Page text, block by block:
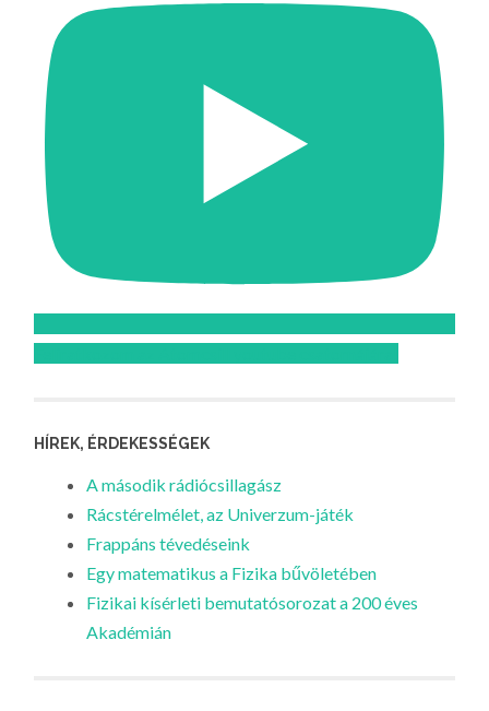
HÍREK, ÉRDEKESSÉGEK
A második rádiócsillagász
Rácstérelmélet, az Univerzum-játék
Frappáns tévedéseink
Egy matematikus a Fizika bűvöletében
Fizikai kísérleti bemutatósorozat a 200 éves
Akadémián